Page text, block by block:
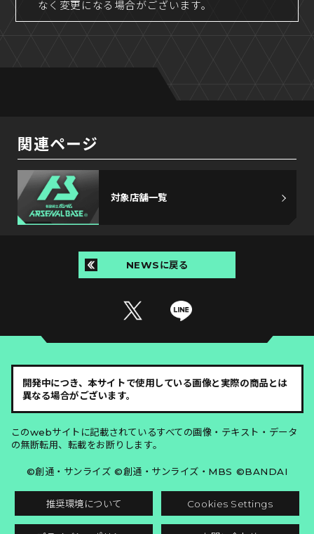
なく変更になる場合がございます。
関連ページ
対象店舗一覧
NEWSに戻る
開発中につき、本サイトで使用している画像と実際の商品とは
異なる場合がございます。
このwebサイトに記載されているすべての画像・テキスト・データ
の無断転用、転載をお断りします。
©創通・サンライズ ©創通・サンライズ・MBS ©BANDAI
推奨環境について Cookies Settings